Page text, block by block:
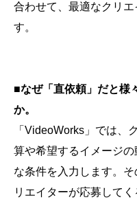
合わせて、最適なクリ
す。
■なぜ「直依頼」だと様
か。
「VideoWorks」では、
算や希望するイメージ
な条件を入力します。
リエイターが応募して